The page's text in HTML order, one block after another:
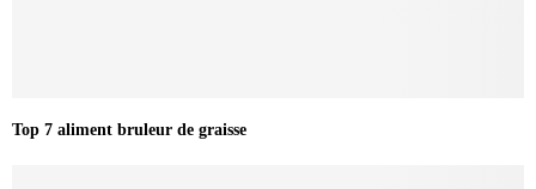
Top 7 aliment bruleur de graisse